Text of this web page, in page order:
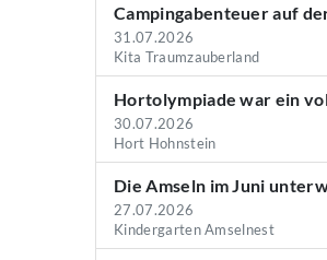
Campingabenteuer auf
31.07.2026
Kita Traumzauberland
Hortolympiade war ein
30.07.2026
Hort Hohnstein
Die Amseln im Juni
27.07.2026
Kindergarten Amselnest